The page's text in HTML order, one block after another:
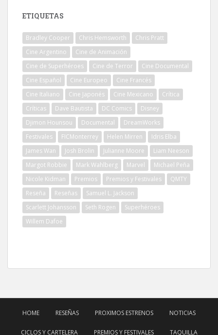
ETIQUETAS
Bradley Cooper Chris Hemsworth
Chris Pratt
Cine Argentino
Cine de Animación
Cine de Superhéroes
Cine de Terror
Cine Documental
Cine Español
Cine Europeo
Cine Francés
Cine Italiano
Cine Japonés Cine Mexicano
Crítica
Críticas
Dave Bautista DC Comics
Disney
Djimon Hounsou
Documental
DreamWorks
Festivales
FICMonterrey Helen Mirren
Idris Elba
James Wan
Josh Brolin Julianne Moore
Liam Neeson
Margot Robbie
Mark Wahlberg Marvel
Michael Peña
Nicole Kidman
Premios Premios y Festivales
QMTY
Reseña
Reseñas
Samuel L. Jackson
Scarlett Johansson
Seth Rogen
Superhéroes
Willem Dafoe
HOME RESEÑAS PROXIMOS ESTRENOS NOTICIAS
CICLOS Y CARTELERA PREMIOS Y FESTIVALES TAQUILLA